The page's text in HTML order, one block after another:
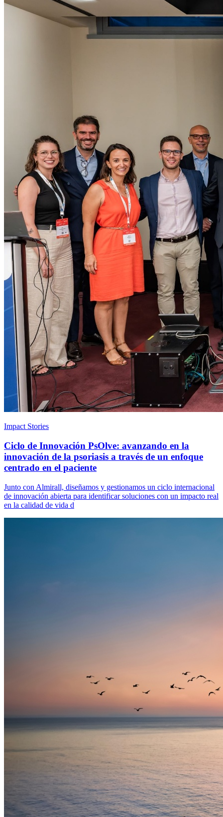
Impact Stories
Ciclo de Innovación PsOlve: avanzando en la
innovación de la psoriasis a través de un enfoque
centrado en el paciente
Junto con Almirall, diseñamos y gestionamos un ciclo internacional
de innovación abierta para identificar soluciones con un impacto real
en la calidad de vida d